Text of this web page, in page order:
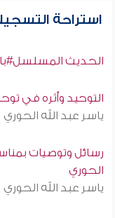
استراحة
الحديث
التوحيد وأثره في
ياسر عبد الله الحوري
رسائل وتوصيات
الحوري
ياسر عبد الله الحوري